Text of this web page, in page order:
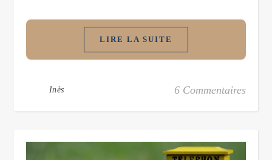
LIRE LA SUITE
Inès 6 Commentaires